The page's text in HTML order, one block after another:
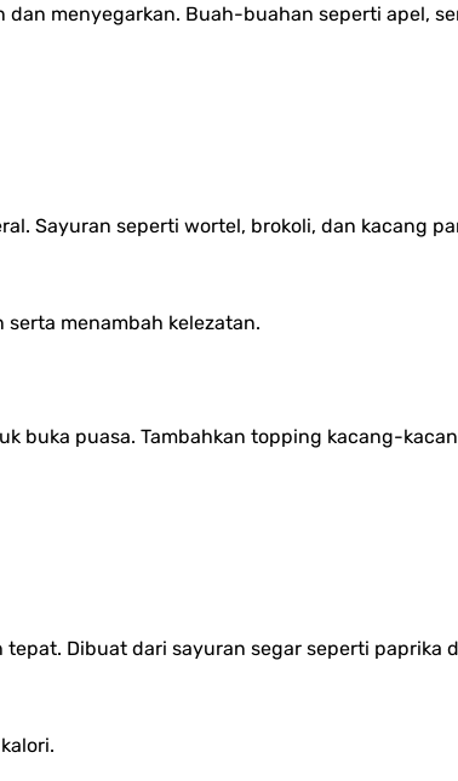
menyegarkan. Buah-buahan seperti apel,
Sayuran seperti wortel, brokoli, dan kacang
menambah kelezatan.
buka puasa. Tambahkan topping kacang-
Dibuat dari sayuran segar seperti paprika